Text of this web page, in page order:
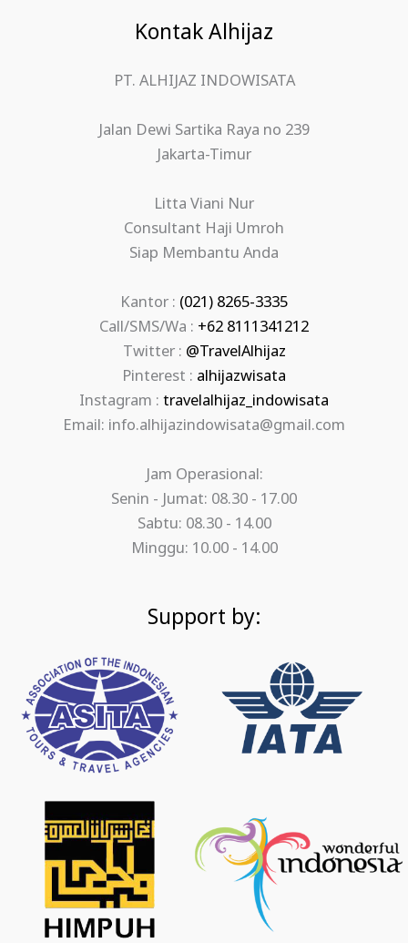
Kontak Alhijaz
PT. ALHIJAZ INDOWISATA
Jalan Dewi Sartika Raya no 239
Jakarta-Timur
Litta Viani Nur
Consultant Haji Umroh
Siap Membantu Anda
Kantor : (021) 8265-3335
Call/SMS/Wa : +62 8111341212
Twitter : @TravelAlhijaz
Pinterest : alhijazwisata
Instagram : travelalhijaz_indowisata
Email: info.alhijazindowisata@gmail.com
Jam Operasional:
Senin - Jumat: 08.30 - 17.00
Sabtu: 08.30 - 14.00
Minggu: 10.00 - 14.00
Support by: